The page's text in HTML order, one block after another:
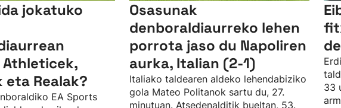
jokatuko
Athleticek,
eta Realak?
EA Sports
Osasunak
denboraldiaurreko lehen
porrota jaso du Napoliren
aurka, Italian (2-1)
Italiako taldearen aldeko lehendabiziko
gola Mateo Politanok sartu du, 27.
minutuan. Atsedenalditik bueltan, 53.
33